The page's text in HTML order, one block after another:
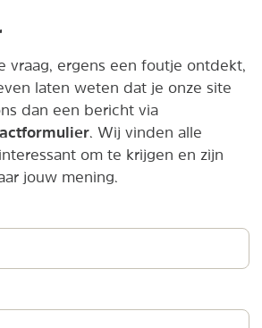
vraag, ergens een foutje ontdekt,
laten weten dat je onze site
dan een bericht via
. Wij vinden alle
om te krijgen en zijn
jouw mening.